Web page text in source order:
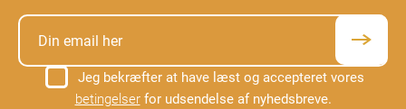
Jeg bekræfter at have læst og accepteret vores
betingelserfor udsendelse af nyhedsbreve.